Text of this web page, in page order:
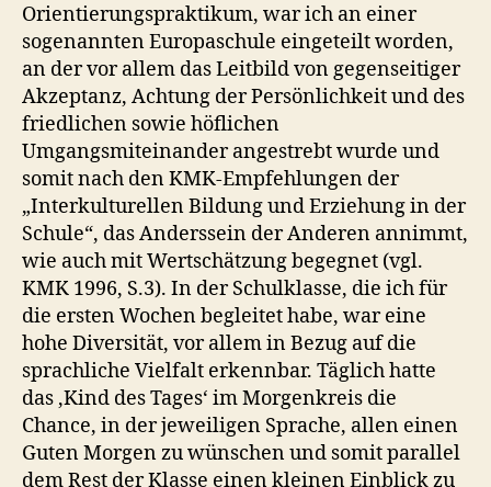
Orientierungspraktikum, war ich an einer
sogenannten Europaschule eingeteilt worden,
an der vor allem das Leitbild von gegenseitiger
Akzeptanz, Achtung der Persönlichkeit und des
friedlichen sowie höflichen
Umgangsmiteinander angestrebt wurde und
somit nach den KMK-Empfehlungen der
„Interkulturellen Bildung und Erziehung in der
Schule“, das Anderssein der Anderen annimmt,
wie auch mit Wertschätzung begegnet (vgl.
KMK 1996, S.3). In der Schulklasse, die ich für
die ersten Wochen begleitet habe, war eine
hohe Diversität, vor allem in Bezug auf die
sprachliche Vielfalt erkennbar. Täglich hatte
das ‚Kind des Tages‘ im Morgenkreis die
Chance, in der jeweiligen Sprache, allen einen
Guten Morgen zu wünschen und somit parallel
dem Rest der Klasse einen kleinen Einblick zu